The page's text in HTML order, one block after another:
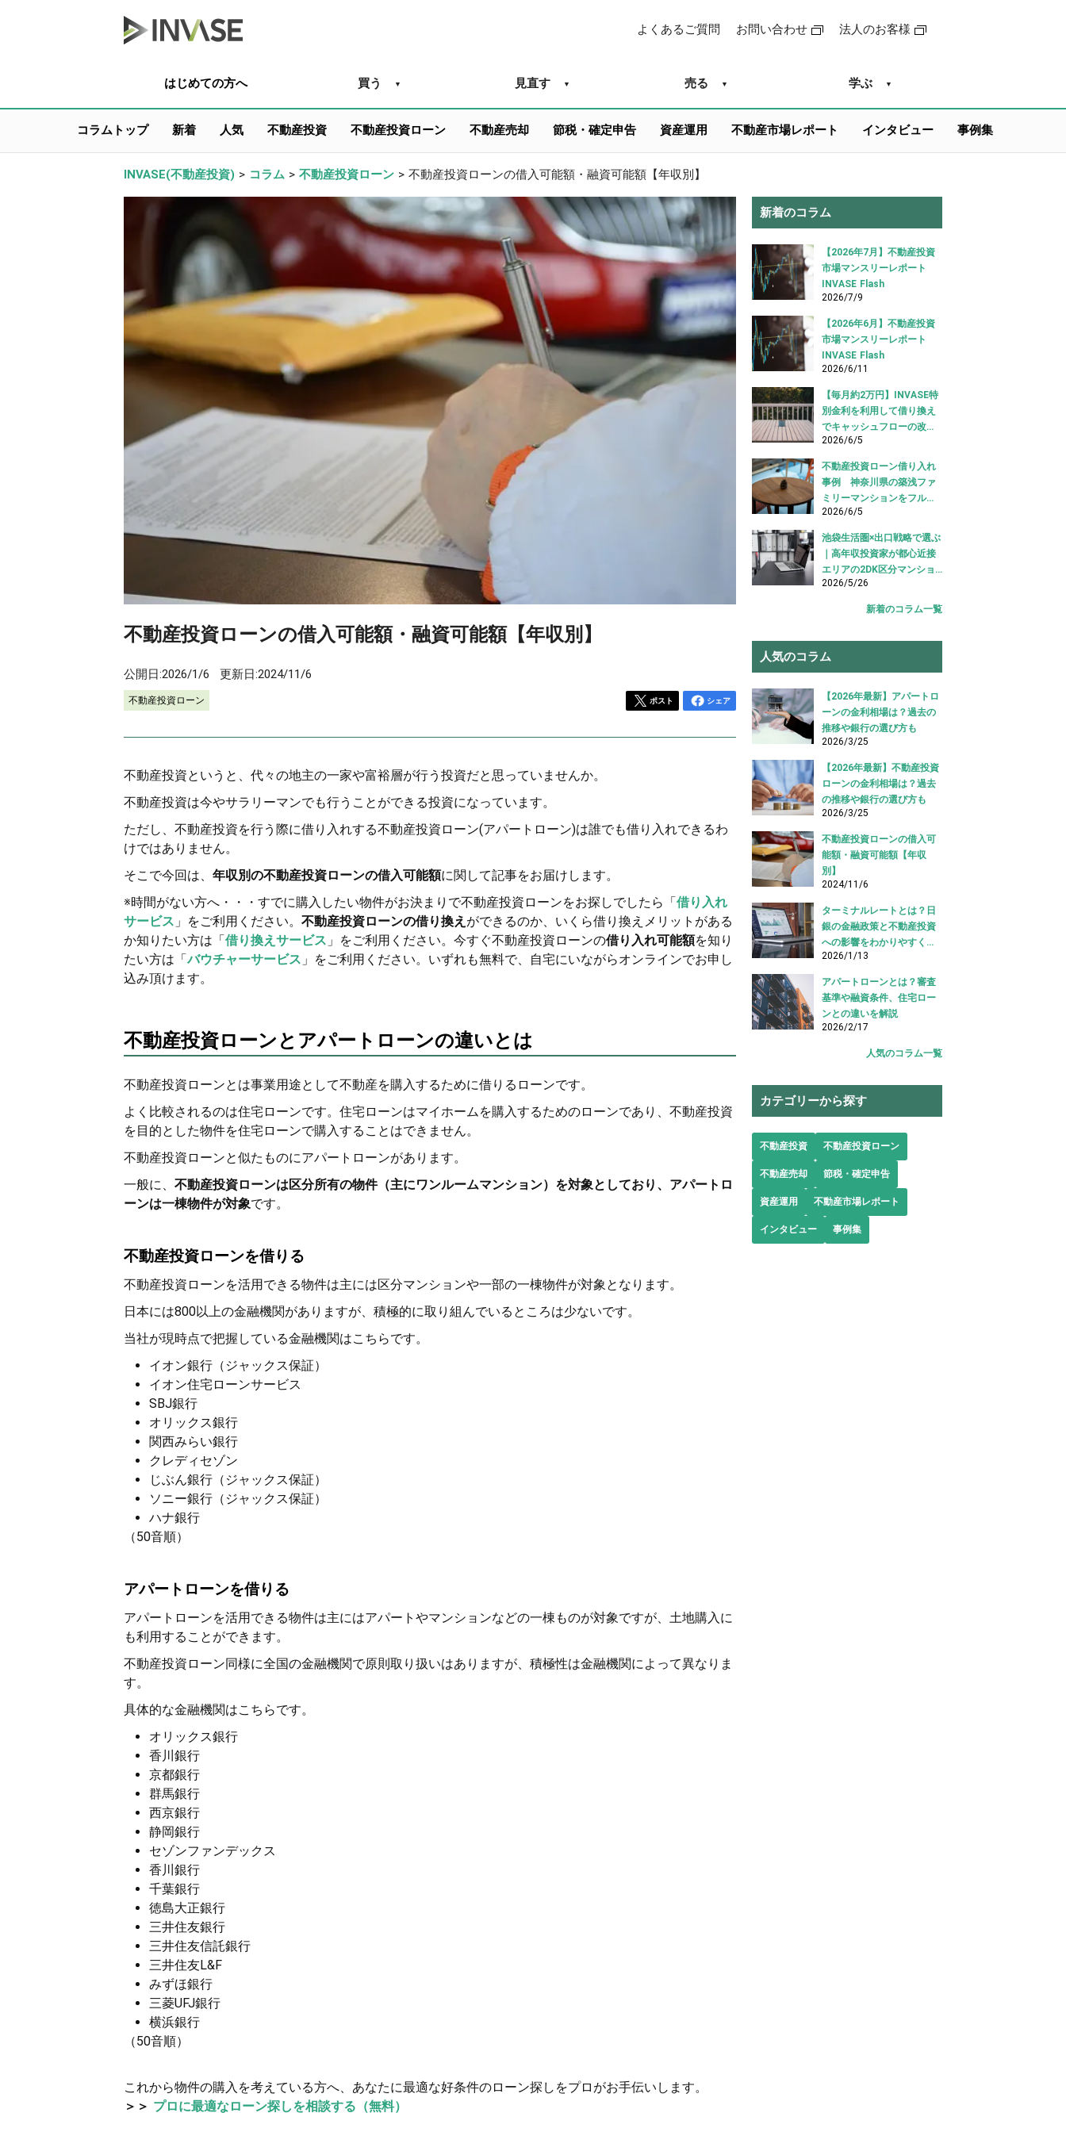
よくあるご質問 お問い合わせ 法人のお客様
はじめての方へ 買う 見直す 売る 学ぶ
コラムトップ 新着 人気 不動産投資 不動産投資ローン 不動産売却 節税・確定申告 資産運用 不動産市場レポート インタビュー 事例集
INVASE(不動産投資) > コラム > 不動産投資ローン > 不動産投資ローンの借入可能額・融資可能額【年収別】
不動産投資ローンの借入可能額・融資可能額【年収別】
公開日:2026/1/6 更新日:2024/11/6
不動産投資ローン ポスト シェア
不動産投資というと、代々の地主の一家や富裕層が行う投資だと思っていませんか。
不動産投資は今やサラリーマンでも行うことができる投資になっています。
ただし、不動産投資を行う際に借り入れする不動産投資ローン(アパートローン)は誰でも借り入れできるわ
けではありません。
そこで今回は、 年収別の不動産投資ローンの借入可能額に関して記事をお届けします。
※時間がない方へ・・・すでに購入したい物件がお決まりで不動産投資ローンをお探しでしたら「借り入れ
サービス 」をご利用ください。 不動産投資ローンの借り換え ができるのか、いくら借り換えメリットがある
か知りたい方は「借り換えサービス 」をご利用ください。今すぐ不動産投資ローンの借り入れ可能額を知り
たい方は「バウチャーサービス 」をご利用ください。いずれも無料で、自宅にいながらオンラインでお申し
込み頂けます。
不動産投資ローンとアパートローンの違いとは
不動産投資ローンとは事業用途として不動産を購入するために借りるローンです。
よく比較されるのは住宅ローンです。住宅ローンはマイホームを購入するためのローンであり、不動産投資
を目的とした物件を住宅ローンで購入することはできません。
不動産投資ローンと似たものにアパートローンがあります。
一般に、 不動産投資ローンは区分所有の物件（主にワンルームマンション）を対象としており、アパートロ
ーンは一棟物件が対象です。
不動産投資ローンを借りる
不動産投資ローンを活用できる物件は主には区分マンションや一部の一棟物件が対象となります。
日本には800以上の金融機関がありますが、積極的に取り組んでいるところは少ないです。
当社が現時点で把握している金融機関はこちらです。
イオン銀行（ジャックス保証）
イオン住宅ローンサービス
SBJ銀行
オリックス銀行
関西みらい銀行
クレディセゾン
じぶん銀行（ジャックス保証）
ソニー銀行（ジャックス保証）
ハナ銀行
（50音順）
アパートローンを借りる
アパートローンを活用できる物件は主にはアパートやマンションなどの一棟ものが対象ですが、土地購入に
も利用することができます。
不動産投資ローン同様に全国の金融機関で原則取り扱いはありますが、積極性は金融機関によって異なりま
す。
具体的な金融機関はこちらです。
オリックス銀行
香川銀行
京都銀行
群馬銀行
西京銀行
静岡銀行
セゾンファンデックス
香川銀行
千葉銀行
徳島大正銀行
三井住友銀行
三井住友信託銀行
三井住友L&F
みずほ銀行
三菱UFJ銀行
横浜銀行
（50音順）
これから物件の購入を考えている方へ、あなたに最適な好条件のローン探しをプロがお手伝いします。
＞＞ プロに最適なローン探しを相談する（無料）
新着のコラム
【2026年7月】不動産投資
市場マンスリーレポート
INVASE Flash
2026/7/9
【2026年6月】不動産投資
市場マンスリーレポート
INVASE Flash
2026/6/11
【毎月約2万円】INVASE特
別金利を利用して借り換え
でキャッシュフローの改善
に成功！｜東京都江東区
【不動産投資ローン 借り換
え事例】
2026/6/5
不動産投資ローン借り入れ
事例 神奈川県の築浅ファ
ミリーマンションをフルロ
ーンで借り入れ成功【不動
産投資ローン借り入れ事
例】
2026/6/5
池袋生活圏×出口戦略で選ぶ
｜高年収投資家が都心近接
エリアの2DK区分マンショ
ンを購入した事例【不動産
投資 購入事例】
2026/5/26
新着のコラム一覧
人気のコラム
【2026年最新】アパートロ
ーンの金利相場は？過去の
推移や銀行の選び方も
2026/3/25
【2026年最新】不動産投資
ローンの金利相場は？過去
の推移や銀行の選び方も
2026/3/25
不動産投資ローンの借入可
能額・融資可能額【年収
別】
2024/11/6
ターミナルレートとは？日
銀の金融政策と不動産投資
への影響をわかりやすく解
説
2026/1/13
アパートローンとは？審査
基準や融資条件、住宅ロー
ンとの違いを解説
2026/2/17
人気のコラム一覧
カテゴリーから探す
不動産投資 不動産投資ローン
不動産売却 節税・確定申告
資産運用 不動産市場レポート
インタビュー 事例集